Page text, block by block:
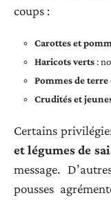
coups :
Carottes et
Haricots verts:
Pommes de terre
Crudités et
Certains
et légumes de
message.
pousses